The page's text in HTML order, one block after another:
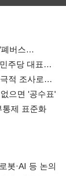
버스
주당 대표로
적 조사로
으면 '공수표'
제 표준화
봇·AI 등 논의